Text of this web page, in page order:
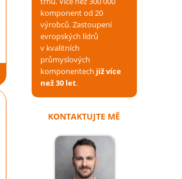
komponent od 20
výrobců. Zastoupení
evropských lídrů
v kvalitních
průmyslových
komponentech již více
než 30 let.
KONTAKTUJTE MĚ